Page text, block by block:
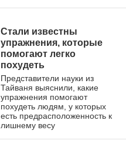
Стали известны
упражнения, которые
помогают легко
похудеть
Представители науки из
Тайваня выяснили, какие
упражнения помогают
похудеть людям, у которых
есть предрасположенность к
лишнему весу